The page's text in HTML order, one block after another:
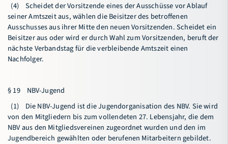
(4) Scheidet der Vorsitzende eines der Ausschüsse vor Ablauf
seiner Amtszeit aus, wählen die Beisitzer des betroffenen
Ausschusses aus ihrer Mitte den neuen Vorsitzenden. Scheidet ein
Beisitzer aus oder wird er durch Wahl zum Vorsitzenden, beruft der
nächste Verbandstag für die verbleibende Amtszeit einen
Nachfolger.
§ 19 NBV-Jugend
(1) Die NBV-Jugend ist die Jugendorganisation des NBV. Sie wird
von den Mitgliedern bis zum vollendeten 27. Lebensjahr, die dem
NBV aus den Mitgliedsvereinen zugeordnet wurden und den im
Jugendbereich gewählten oder berufenen Mitarbeitern gebildet.